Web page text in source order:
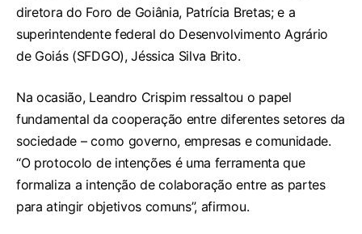
diretora do Foro de Goiânia, Patrícia Bretas; e a
superintendente federal do Desenvolvimento Agrário
de Goiás (SFDGO), Jéssica Silva Brito.
Na ocasião, Leandro Crispim ressaltou o papel
fundamental da cooperação entre diferentes setores da
sociedade – como governo, empresas e comunidade.
“O protocolo de intenções é uma ferramenta que
formaliza a intenção de colaboração entre as partes
para atingir objetivos comuns”, afirmou.